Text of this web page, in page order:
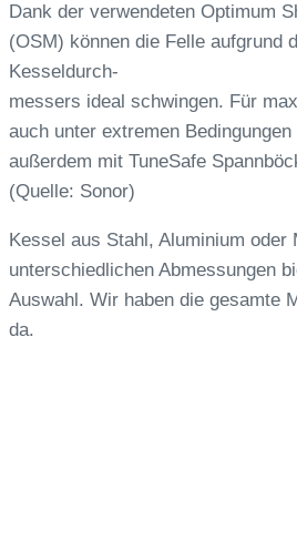
Dank der verwendeten Optimum
(OSM) können die Felle aufgrund
Kesseldurch-
messers ideal schwingen. Für
auch unter extremen
außerdem mit TuneSafe
(Quelle: Sonor)
Kessel aus Stahl, Aluminium oder
unterschiedlichen Abmessungen
Auswahl. Wir haben die gesamte
da.